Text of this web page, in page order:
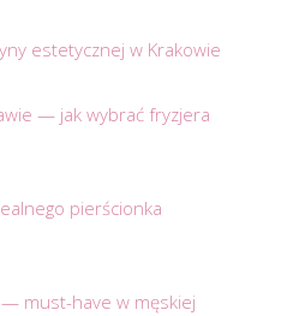
estetycznej w Krakowie
— jak wybrać fryzjera
pierścionka
must-have w męskiej